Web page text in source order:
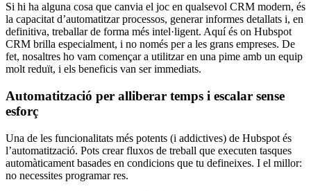
Si hi ha alguna cosa que canvia el joc en qualsevol CRM modern, és
la capacitat d’automatitzar processos, generar informes detallats i, en
definitiva, treballarde forma més intel·ligent. Aquíés on Hubspot
CRM brilla especialment, i no només per a les grans empreses. De
fet, nosaltres ho vam començara utilitzaren una pime amb un equip
molt reduït, i els beneficis van serimmediats.
Automatització per alliberar temps i escalar sense
esforç
Una de les funcionalitats més potents (i addictives) de Hubspot és
l’automatització. Pots crear fluxos de treball que executen tasques
automàticament basades en condicions que tu defineixes. I el millor:
no necessites programar res.